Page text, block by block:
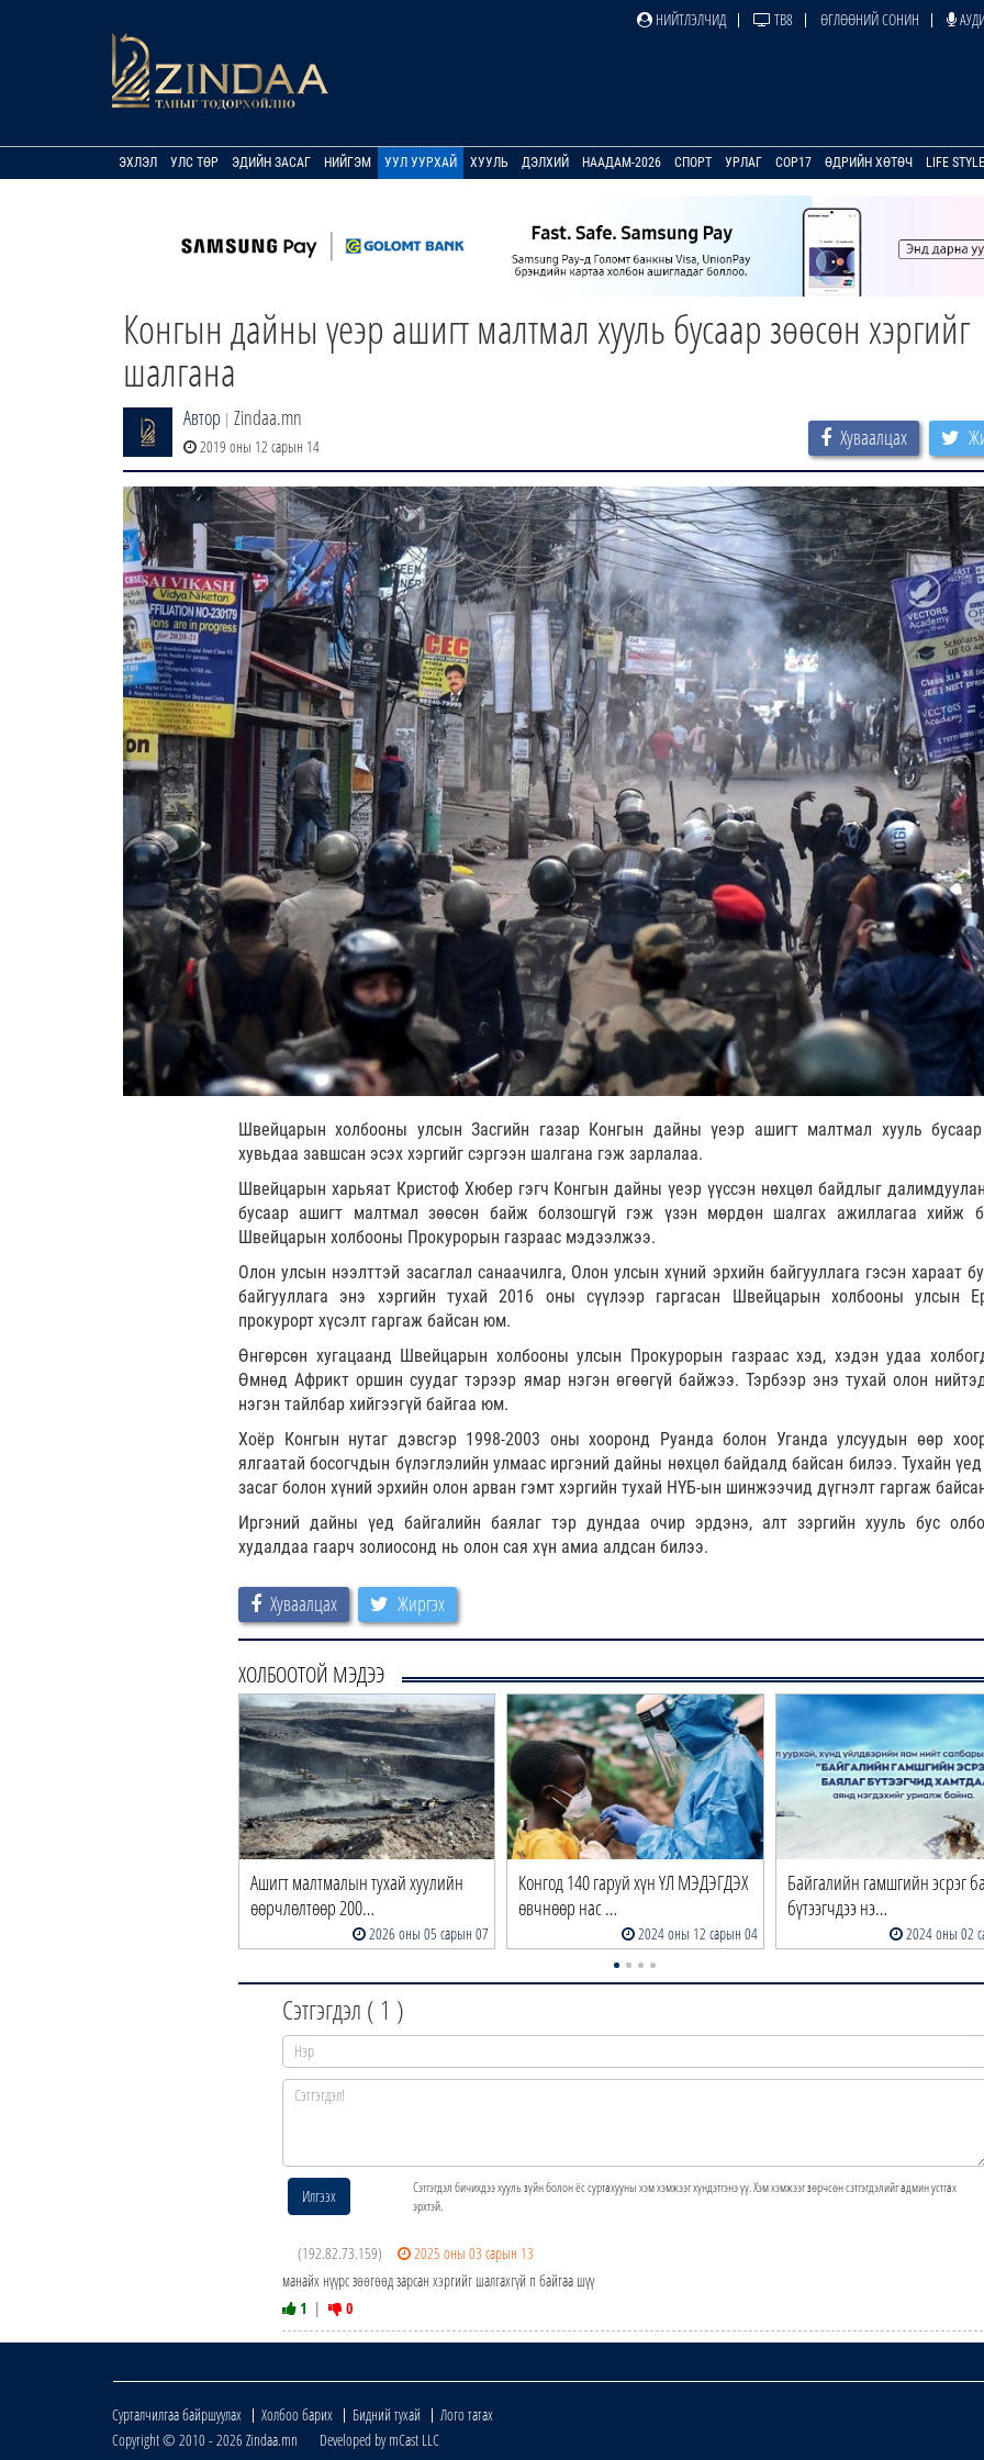
НИЙТЛЭЛЧИД ТВ8 ӨГЛӨӨНИЙ СОНИН
ЭХЛЭЛ УЛС ТӨР ЭДИЙН ЗАСАГ НИЙГЭМ УУЛ УУРХАЙ ХУУЛЬ ДЭЛХИЙ НААДАМ-2026 СПОРТ УРЛАГ COP17 ӨДРИЙН ХӨТӨЧ LIFE STYLE
Конгын дайны үеэр ашигт малтмал хууль бусаар зөөсөн хэргийг
шалгана
Автор | Zindaa.mn
2019 оны 12 сарын 14 Хуваалцах
Швейцарын холбооны улсын Засгийн газар Конгын дайны үеэр ашигт малтмал хууль
хувьдаа завшсан эсэх хэргийг сэргээн шалгана гэж зарлалаа.
Швейцарын харьяат Кристоф Хюбер гэгч Конгын дайны үеэр үүссэн нөхцөл байдлыг
бусаар ашигт малтмал зөөсөн байж болзошгүй гэж үзэн мөрдөн шалгах ажиллагаа хийж
Швейцарын холбооны Прокурорын газраас мэдээлжээ.
Олон улсын нээлттэй засаглал санаачилга, Олон улсын хүний эрхийн байгууллага гэсэн хараат
байгууллага энэ хэргийн тухай 2016 оны сүүлээр гаргасан Швейцарын холбооны улсын
прокурорт хүсэлт гаргаж байсан юм.
Өнгөрсөн хугацаанд Швейцарын холбооны улсын Прокурорын газраас хэд, хэдэн удаа
Өмнөд Африкт оршин суудаг тэрээр ямар нэгэн өгөөгүй байжээ. Тэрбээр энэ тухай олон
нэгэн тайлбар хийгээгүй байгаа юм.
Хоёр Конгын нутаг дэвсгэр 1998-2003 оны хооронд Руанда болон Уганда улсуудын өөр
ялгаатай босогчдын бүлэглэлийн улмаас иргэний дайны нөхцөл байдалд байсан билээ. Тухайн
засаг болон хүний эрхийн олон арван гэмт хэргийн тухай НҮБ-ын шинжээчид дүгнэлт гаргаж
Иргэний дайны үед байгалийн баялаг тэр дундаа очир эрдэнэ, алт зэргийн хууль бус
худалдаа гаарч золиосонд нь олон сая хүн амиа алдсан билээ.
Хуваалцах Жиргэх
ХОЛБООТОЙ МЭДЭЭ
Ашигт малтмалын тухай хуулийн
өөрчлөлтөөр 200…
2026 оны 05 сарын 07
Конгод 140 гаруй хүн ҮЛ МЭДЭГДЭХ
өвчнөөр нас …
2024 оны 12 сарын 04
Байгалийн гамшгийн эсрэг
бүтээгчдээ нэ…
2024 оны 02
Сэтгэгдэл ( 1 )
Илгээх
Сэтгэгдэл бичихдээ хууль зүйн болон ёс суртахууны хэм хэмжээг хүндэтгэнэ үү. Хэм хэмжээг зөрчсөн сэтгэгдэлийг админ устгах
эрхтэй.
(192.82.73.159)
2025 оны 03 сарын 13
манайх нүүрс зөөгөөд зарсан хэргийг шалгахгүй п байгаа шүү
1 | 0
Сурталчилгаа байршуулах Холбоо барих Бидний тухай
Лого татах
Copyright © 2010 - 2026 Zindaa.mn Developed by mCast LLC